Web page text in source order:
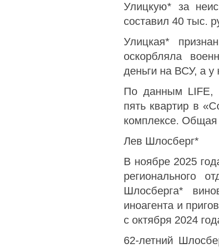
Улицкую* за
составил 40 тыс.
Улицкая*
оскорбляла
деньги на ВСУ, а у
По данным LIFE,
пять квартир в
комплексе.
Лев Шлосберг*
В ноябре 2025
регионального
Шлосберга*
иноагента и
с октября 2024
62-летний